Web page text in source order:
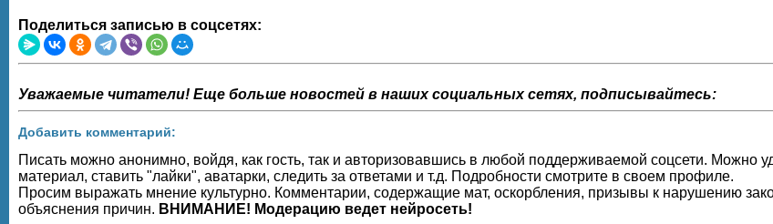
Поделиться записью в соцсетях:
Уважаемые читатели! Еще больше новостей в наших социальных сетях, подписывайтесь:
Добавить комментарий:
Писать можно анонимно, войдя, как гость, так и авторизовавшись в любой поддерживаемой соцсети. Можно
материал, ставить "лайки", аватарки, следить за ответами и т.д. Подробности смотрите в своем профиле.
Просим выражать мнение культурно. Комментарии, содержащие мат, оскорбления, призывы к нарушению
объяснения причин. ВНИМАНИЕ! Модерацию ведет нейросеть!